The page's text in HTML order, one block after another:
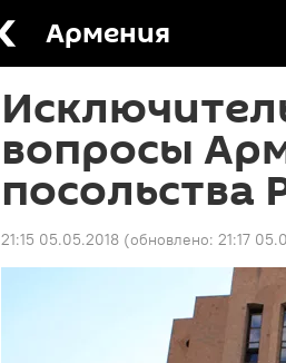
Армения
вопросы
посольства
21:15 05.05.2018 (обновлено: 21:17